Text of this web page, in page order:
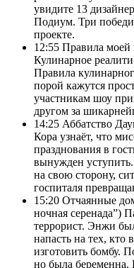
увидите 13
Подиум. Три
проекте.
12:55 Правила моей
Кулинарное
Правила
порой кажутся
участникам шоу
другом за
14:25 Аббатство
Кора узнаёт, что
празднования в
вынужден
на свою сторону,
госпиталя
15:20 Отчаянные
ночная серенада”)
террорист. Энжи
напасть на тех, кто
изготовить бомбу.
но была